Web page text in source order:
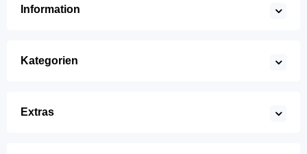
Information
Kategorien
Extras